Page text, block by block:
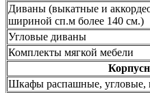
Диваны (выкатные и
шириной сп.м более 140 см.)
Угловые диваны
Комплекты мягкой мебели
Шкафы распашные, угловые,